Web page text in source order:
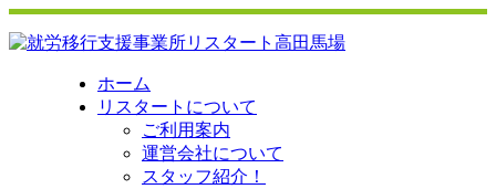
ホーム
リスタートについて
ご利用案内
運営会社について
スタッフ紹介！